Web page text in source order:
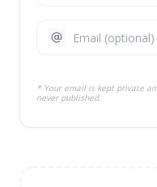
* Your email is kept private
never published.